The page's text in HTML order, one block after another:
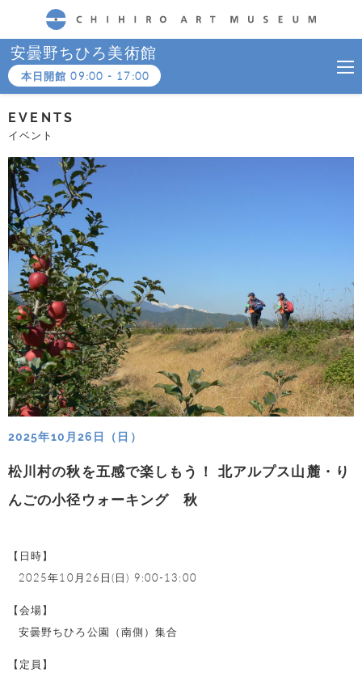
CHIHIRO ART MUSEUM
安曇野ちひろ美術館
本日開館09:00 - 17:00
EVENTS
イベント
2025年10月26日（日）
松川村の秋を五感で楽しもう！ 北アルプス山麓・り
んごの小径ウォーキング 秋
【日時】
2025年10月26日(日) 9:00-13:00
【会場】
安曇野ちひろ公園（南側）集合
【定員】